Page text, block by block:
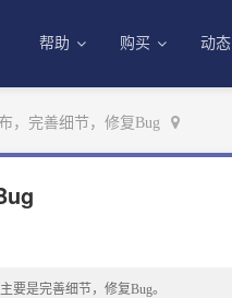
帮助 购买 动态
，完善细节，修复Bug
要是完善细节，修复Bug。